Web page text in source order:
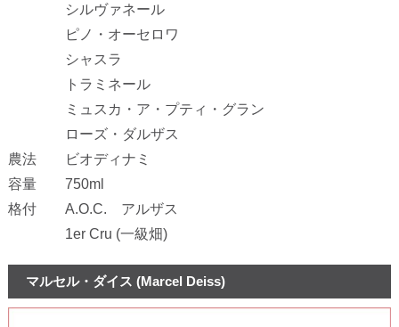
シルヴァネール
ピノ・オーセロワ
シャスラ
トラミネール
ミュスカ・ア・プティ・グラン
ローズ・ダルザス
農法 ビオディナミ
容量 750ml
格付 A.O.C. アルザス
1er Cru (一級畑)
マルセル・ダイス (Marcel Deiss)